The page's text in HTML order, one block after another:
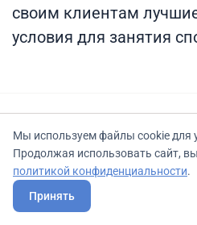
своим клиентам
условия для занятия
Оформите
сейчас
Мы используем файлы cookie для
Продолжая использовать сайт,
политикой конфиденциальности.
Принять